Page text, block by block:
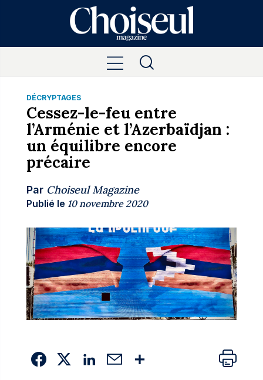
DÉCRYPTAGES
Cessez-le-feu entre
l’Arménie et l’Azerbaïdjan :
un équilibre encore
précaire
Par Choiseul Magazine
Publié le 10 novembre 2020